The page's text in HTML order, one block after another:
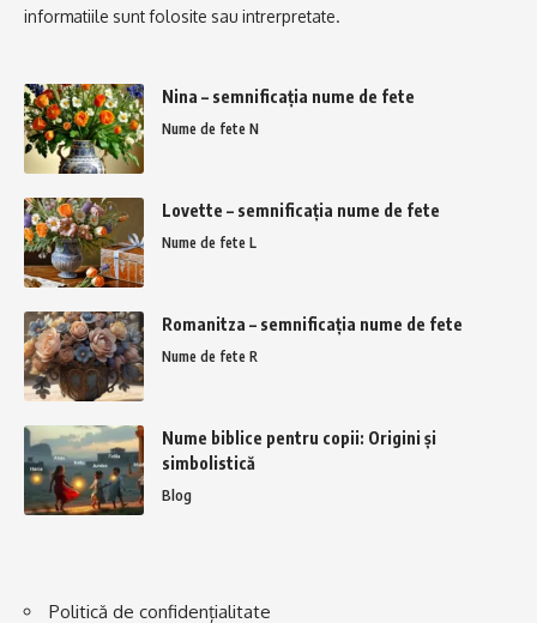
informatiile sunt folosite sau intrerpretate.
Nina – semnificația nume de fete
Nume de fete N
Lovette – semnificația nume de fete
Nume de fete L
Romanitza – semnificația nume de fete
Nume de fete R
Nume biblice pentru copii: Origini și
simbolistică
Blog
Politică de confidențialitate